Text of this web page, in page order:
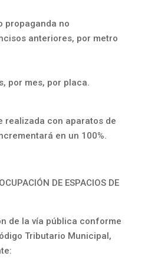
propaganda no
anteriores, por metro
por mes, por placa.
con aparatos de
en un 100%.
DE ESPACIOS DE
de la vía pública conforme
Tributario Municipal,